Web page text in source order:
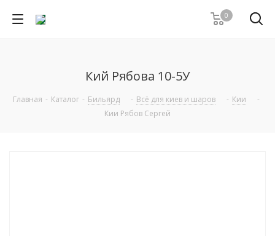
0
Кий Рябова 10-5У
Главная - Каталог - Бильярд - Всё для киев и шаров - Кии
-
Кии Рябов Сергей